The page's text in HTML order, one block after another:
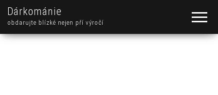
Dárkománie
obdarujte blízké nejen pří výročí